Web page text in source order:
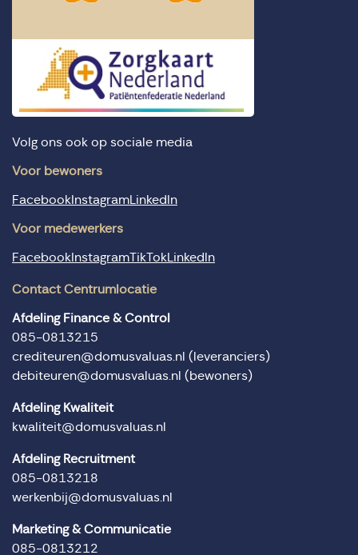
Volg ons ook op sociale media
Voor bewoners
Facebook Instagram LinkedIn
Voor medewerkers
Facebook InstagramTikTok LinkedIn
Contact Centrumlocatie
Afdeling Finance & Control
085-0813215
crediteuren@domusvaluas.nl (leveranciers)
debiteuren@domusvaluas.nl (bewoners)
Afdeling Kwaliteit
kwaliteit@domusvaluas.nl
Afdeling Recruitment
085-0813218
werkenbij@domusvaluas.nl
Marketing & Communicatie
085-0813212